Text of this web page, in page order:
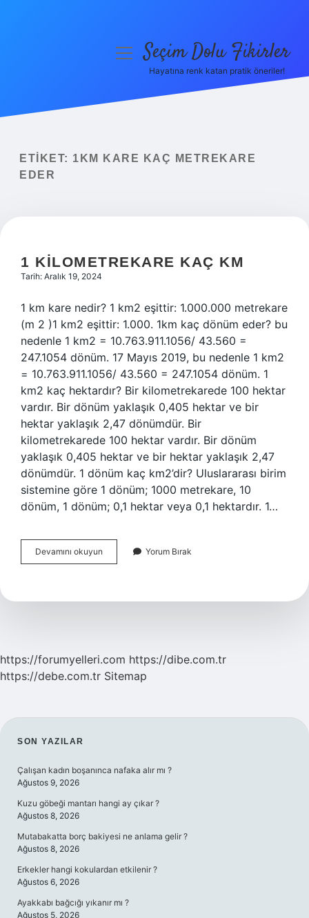
Yasal Uyarı
menüyüSeçim Dolu Fikirler
Hayatına renk katan pratik öneriler!
ETIKET: 1KM KARE KAÇ METREKARE
EDER
1 KILOMETREKARE KAÇ KM
Tarih: Aralık 19, 2024
1 km kare nedir? 1 km2 eşittir: 1.000.000 metrekare
(m 2 )1 km2 eşittir: 1.000. 1km kaç dönüm eder? bu
nedenle 1 km2 = 10.763.911.1056/ 43.560 =
247.1054 dönüm. 17 Mayıs 2019, bu nedenle 1 km2
= 10.763.911.1056/ 43.560 = 247.1054 dönüm. 1
km2 kaç hektardır? Bir kilometrekarede 100 hektar
vardır. Bir dönüm yaklaşık 0,405 hektar ve bir
hektar yaklaşık 2,47 dönümdür. Bir
kilometrekarede 100 hektar vardır. Bir dönüm
yaklaşık 0,405 hektar ve bir hektar yaklaşık 2,47
dönümdür. 1 dönüm kaç km2’dir? Uluslararası birim
sistemine göre 1 dönüm; 1000 metrekare, 10
dönüm, 1 dönüm; 0,1 hektar veya 0,1 hektardır. 1…
Devamını okuyun
Kilometrekare
Yorum Bırak
https://forumyelleri.com https://dibe.com.tr
https://debe.com.tr Sitemap
SIDEBAR
SON YAZILAR
Çalışan kadın boşanınca nafaka alır mı ?
Ağustos 9, 2026
Kuzu göbeği mantarı hangi ay çıkar ?
Ağustos 8, 2026
Mutabakatta borç bakiyesi ne anlama gelir ?
Ağustos 8, 2026
Erkekler hangi kokulardan etkilenir ?
Ağustos 6, 2026
Ayakkabı bağcığı yıkanır mı ?
Ağustos 5, 2026